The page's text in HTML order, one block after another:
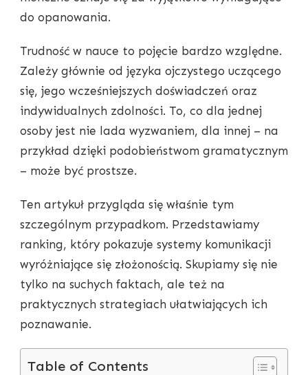
do opanowania.
Trudność w nauce to pojęcie bardzo względne.
Zależy głównie od języka ojczystego uczącego
się, jego wcześniejszych doświadczeń oraz
indywidualnych zdolności. To, co dla jednej
osoby jest nie lada wyzwaniem, dla innej – na
przykład dzięki podobieństwom gramatycznym
– może być prostsze.
Ten artykuł przygląda się właśnie tym
szczególnym przypadkom. Przedstawiamy
ranking, który pokazuje systemy komunikacji
wyróżniające się złożonością. Skupiamy się nie
tylko na suchych faktach, ale też na
praktycznych strategiach ułatwiających ich
poznawanie.
Table of Contents